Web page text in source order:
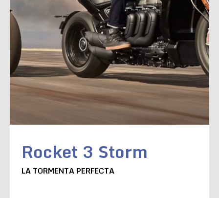
Rocket 3 Storm
LA TORMENTA PERFECTA